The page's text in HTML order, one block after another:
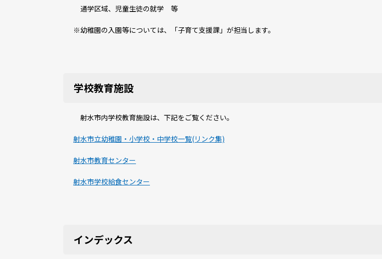
通学区域、児童生徒の就学 等
※幼稚園の入園等については、「子育て支援課」が担当します。
学校教育施設
射水市内学校教育施設は、下記をご覧ください。
射水市立幼稚園・小学校・中学校一覧(リンク集)
射水市教育センター
射水市学校給食センター
インデックス